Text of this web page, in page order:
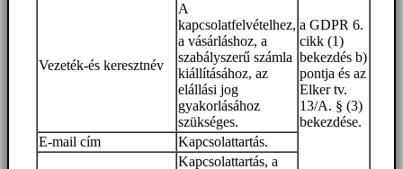
a GDPR 6.
cikk (1)
bekezdés b)
pontja és az
Elker tv.
13/A. § (3)
bekezdése.
Vezeték-és keresztnév
A
kapcsolatfelvételhez,
a vásárláshoz, a
szabályszerű számla
kiállításához, az
elállási jog
gyakorlásához
szükséges.
E-mail cím
Kapcsolattartás.
Kapcsolattartás, a